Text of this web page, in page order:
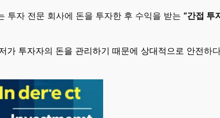
투자 전문 회사에 돈을 투자한 후 수익을 받는 “간접 투
가 투자자의 돈을 관리하기 때문에 상대적으로 안전하